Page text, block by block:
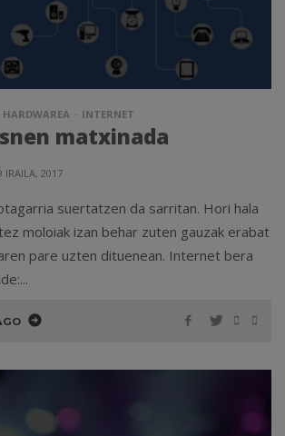
HARDWAREA INTERNET
matxinada
IRAILA, 2017
suertatzen da sarritan. Hori hala
moloiak izan behar zuten gauzak erabat
pare uzten dituenean. Internet bera